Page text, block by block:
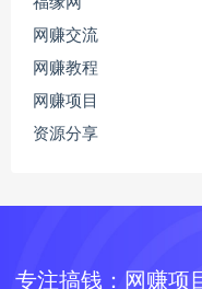
网赚交流
网赚教程
网赚项目
资源分享
专注搞钱：网赚项